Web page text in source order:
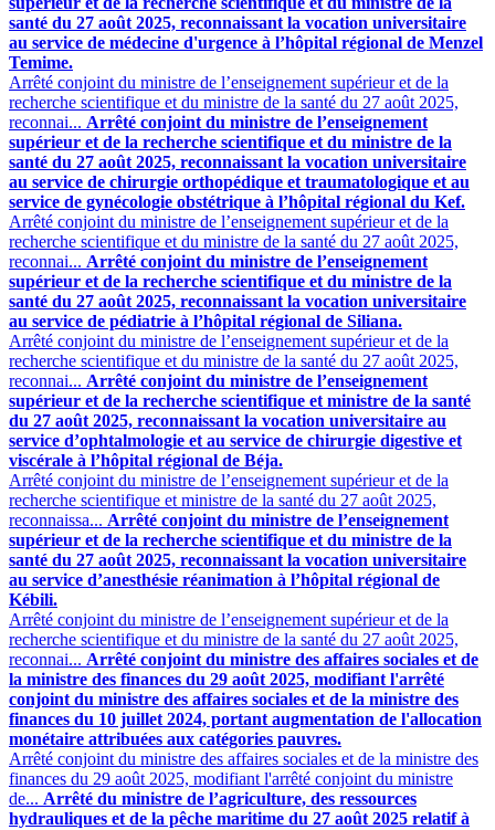
santé du 27 août 2025, reconnaissant la vocation universitaire
au service de médecine d'urgence à l’hôpital régional de Menzel
Temime.
Arrêté conjoint du ministre de l’enseignement supérieur et de la
recherche scientifique et du ministre de la santé du 27 août 2025,
reconnai... Arrêté conjoint du ministre de l’enseignement
supérieur et de la recherche scientifique et du ministre de la
santé du 27 août 2025, reconnaissant la vocation universitaire
au service de chirurgie orthopédique et traumatologique et au
service de gynécologie obstétrique à l’hôpital régional du Kef.
Arrêté conjoint du ministre de l’enseignement supérieur et de la
recherche scientifique et du ministre de la santé du 27 août 2025,
reconnai... Arrêté conjoint du ministre de l’enseignement
supérieur et de la recherche scientifique et du ministre de la
santé du 27 août 2025, reconnaissant la vocation universitaire
au service de pédiatrie à l’hôpital régional de Siliana.
Arrêté conjoint du ministre de l’enseignement supérieur et de la
recherche scientifique et du ministre de la santé du 27 août 2025,
reconnai... Arrêté conjoint du ministre de l’enseignement
supérieur et de la recherche scientifique et ministre de la santé
du 27 août 2025, reconnaissant la vocation universitaire au
service d’ophtalmologie et au service de chirurgie digestive et
viscérale à l’hôpital régional de Béja.
Arrêté conjoint du ministre de l’enseignement supérieur et de la
recherche scientifique et ministre de la santé du 27 août 2025,
reconnaissa... Arrêté conjoint du ministre de l’enseignement
supérieur et de la recherche scientifique et du ministre de la
santé du 27 août 2025, reconnaissant la vocation universitaire
au service d’anesthésie réanimation à l’hôpital régional de
Kébili.
Arrêté conjoint du ministre de l’enseignement supérieur et de la
recherche scientifique et du ministre de la santé du 27 août 2025,
reconnai... Arrêté conjoint du ministre des affaires sociales et de
la ministre des finances du 29 août 2025, modifiant l'arrêté
conjoint du ministre des affaires sociales et de la ministre des
finances du 10 juillet 2024, portant augmentation de l'allocation
monétaire attribuées aux catégories pauvres.
Arrêté conjoint du ministre des affaires sociales et de la ministre des
finances du 29 août 2025, modifiant l'arrêté conjoint du ministre
de... Arrêté du ministre de l’agriculture, des ressources
hydrauliques et de la pêche maritime du 27 août 2025 relatif à